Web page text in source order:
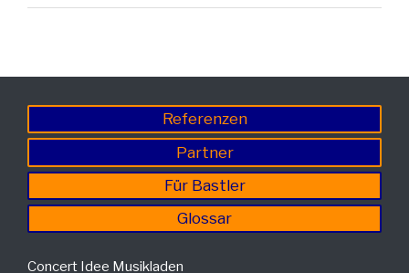
Referenzen
Partner
Für Bastler
Glossar
Concert Idee Musikladen